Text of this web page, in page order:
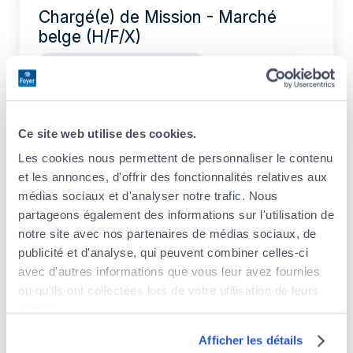
Ce site web utilise des cookies.
Les cookies nous permettent de personnaliser le contenu
et les annonces, d'offrir des fonctionnalités relatives aux
médias sociaux et d'analyser notre trafic. Nous
partageons également des informations sur l'utilisation de
notre site avec nos partenaires de médias sociaux, de
publicité et d'analyse, qui peuvent combiner celles-ci
avec d'autres informations que vous leur avez fournies
ou qu'ils ont collectées lors de votre utilisation de leurs
https://www.foyer.lu/fr/info/information-relative-aux-
Afficher les détails
Chargé(e) de Mission - Marché
belge (H/F/X)
Actuarial Intern (F/M/X)
Legal / Compliance / Risk
Stage
Legal & Compliance Intern (F/M/X)